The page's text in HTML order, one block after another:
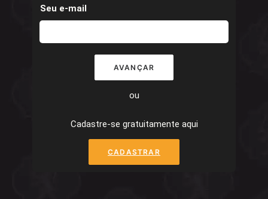
Seu e-mail
AVANÇAR
ou
Cadastre-se gratuitamente aqui
CADASTRAR